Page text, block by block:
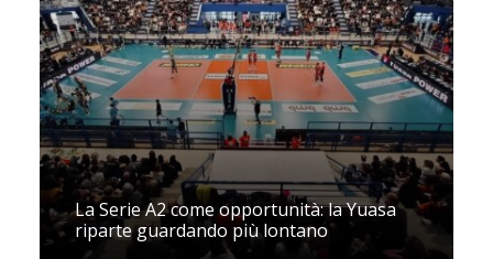
La Serie A2 come opportunità: la Yuasa
riparte guardando più lontano